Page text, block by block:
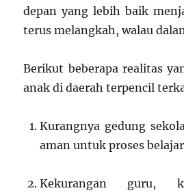
depan yang lebih baik
terus melangkah, walau
Berikut beberapa realitas
anak di daerah terpencil
Kurangnya gedung
aman untuk proses belajar
Kekurangan guru,